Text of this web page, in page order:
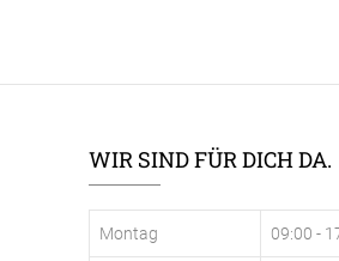
WIR SIND FÜR DICH DA.
Montag 09:00 -